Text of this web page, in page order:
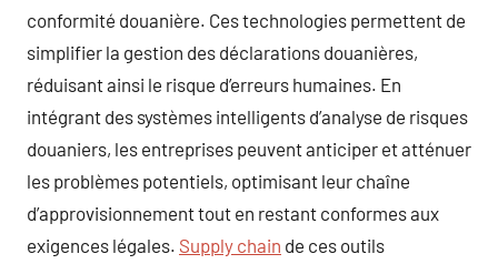
conformité douanière. Ces technologies permettent de
simplifier la gestion des déclarations douanières,
réduisant ainsi le risque d’erreurs humaines. En
intégrant des systèmes intelligents d’analyse de risques
douaniers, les entreprises peuvent anticiper et atténuer
les problèmes potentiels, optimisant leur chaîne
d’approvisionnement tout en restant conformes aux
exigences légales. Supply chain de ces outils